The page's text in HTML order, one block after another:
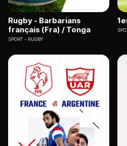
Rugby - Barbarians
français (Fra) / Tonga
SPORT RUGBY